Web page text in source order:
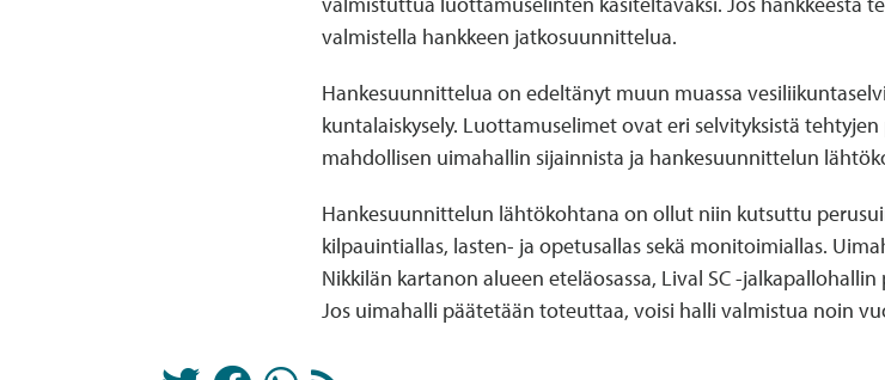
valmistella hankkeen jatkosuunnittelua.
Hankesuunnittelua on edeltänyt muun muassa
kuntalaiskysely. Luottamuselimet ovat eri selvityksistä
mahdollisen uimahallin sijainnista ja hankesuunnittelun
Hankesuunnittelun lähtökohtana on ollut niin kutsuttu
kilpauintiallas, lasten- ja opetusallas sekä monitoimiallas.
Nikkilän kartanon alueen eteläosassa, Lival SC -
Jos uimahalli päätetään toteuttaa, voisi halli valmistua noin